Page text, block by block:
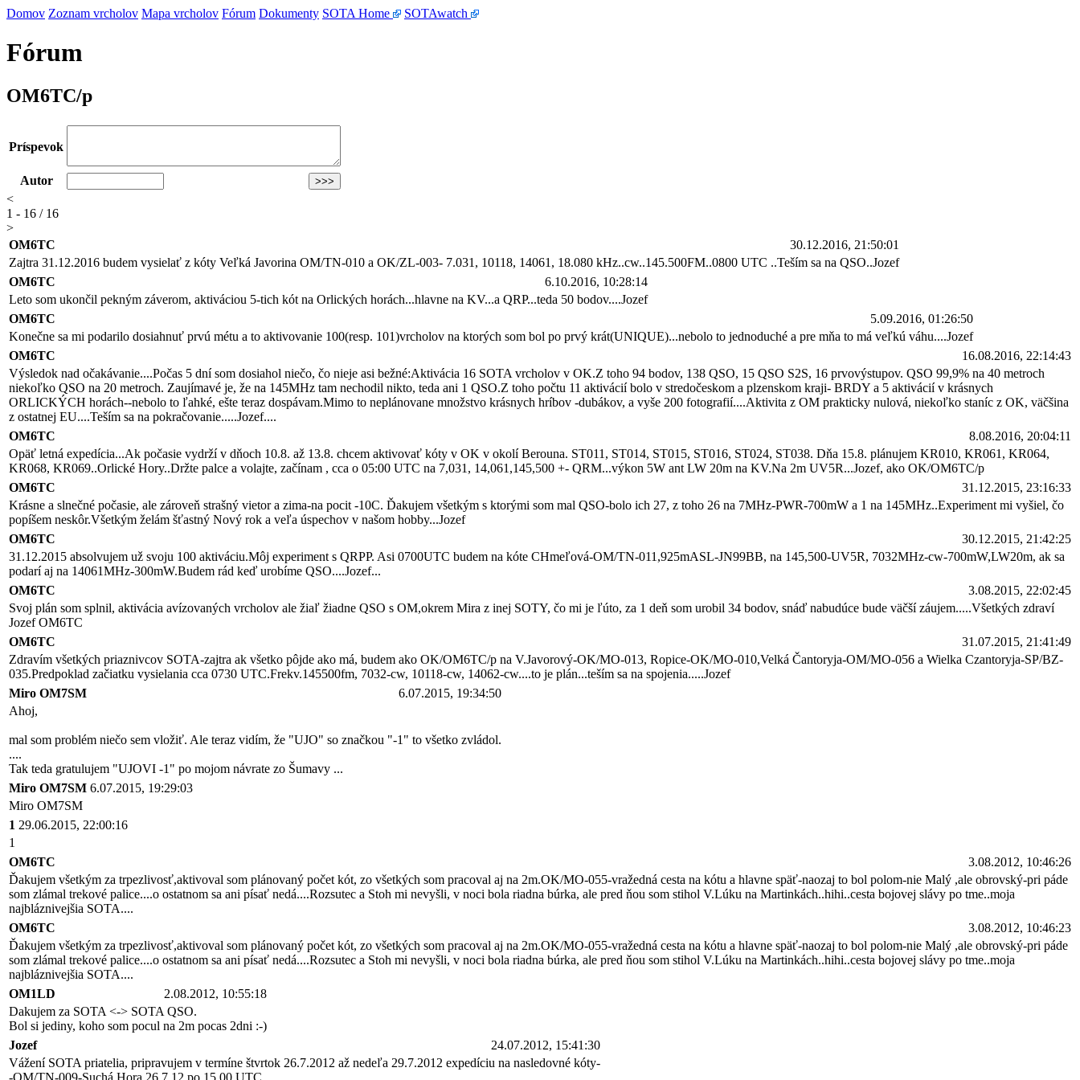
Domov Zoznam vrcholov Mapa vrcholov Fórum Dokumenty SOTA Home SOTAwatch
Fórum
OM6TC/p
Príspevok
Autor
<
1 - 16 / 16
>
OM6TC
30.12.2016, 21:50:01
Zajtra 31.12.2016 budem vysielať z kóty Veľká Javorina OM/TN-010 a OK/ZL-003- 7.031, 10118, 14061, 18.080 kHz..cw..145.500FM..0800 UTC ..Teším sa na QSO..Jozef
OM6TC
6.10.2016, 10:28:14
Leto som ukončil pekným záverom, aktiváciou 5-tich kót na Orlických horách...hlavne na KV...a QRP...teda 50 bodov....Jozef
OM6TC
5.09.2016, 01:26:50
Konečne sa mi podarilo dosiahnuť prvú métu a to aktivovanie 100(resp. 101)vrcholov na ktorých som bol po prvý krát(UNIQUE)...nebolo to jednoduché a pre mňa to má veľkú váhu....Jozef
OM6TC
16.08.2016, 22:14:43
Výsledok nad očakávanie....Počas 5 dní som dosiahol niečo, čo nieje asi bežné:Aktivácia 16 SOTA vrcholov v OK.Z toho 94 bodov, 138 QSO, 15 QSO S2S, 16 prvovýstupov. QSO 99,9% na 40 metroch
niekoľko QSO na 20 metroch. Zaujímavé je, že na 145MHz tam nechodil nikto, teda ani 1 QSO.Z toho počtu 11 aktivácií bolo v stredočeskom a plzenskom kraji- BRDY a 5 aktivácií v krásnych
ORLICKÝCH horách--nebolo to ľahké, ešte teraz dospávam.Mimo to neplánovane množstvo krásnych hríbov -dubákov, a vyše 200 fotografií....Aktivita z OM prakticky nulová, niekoľko staníc z OK, väčšina
z ostatnej EU....Teším sa na pokračovanie.....Jozef....
OM6TC
8.08.2016, 20:04:11
Opäť letná expedícia...Ak počasie vydrží v dňoch 10.8. až 13.8. chcem aktivovať kóty v OK v okolí Berouna. ST011, ST014, ST015, ST016, ST024, ST038. Dňa 15.8. plánujem KR010, KR061, KR064,
KR068, KR069..Orlické Hory..Držte palce a volajte, začínam , cca o 05:00 UTC na 7,031, 14,061,145,500 +- QRM...výkon 5W ant LW 20m na KV.Na 2m UV5R...Jozef, ako OK/OM6TC/p
OM6TC
31.12.2015, 23:16:33
Krásne a slnečné počasie, ale zároveň strašný vietor a zima-na pocit -10C. Ďakujem všetkým s ktorými som mal QSO-bolo ich 27, z toho 26 na 7MHz-PWR-700mW a 1 na 145MHz..Experiment mi vyšiel, čo
popíšem neskôr.Všetkým želám šťastný Nový rok a veľa úspechov v našom hobby...Jozef
OM6TC
30.12.2015, 21:42:25
31.12.2015 absolvujem už svoju 100 aktiváciu.Môj experiment s QRPP. Asi 0700UTC budem na kóte CHmeľová-OM/TN-011,925mASL-JN99BB, na 145,500-UV5R, 7032MHz-cw-700mW,LW20m, ak sa
podarí aj na 14061MHz-300mW.Budem rád keď urobíme QSO....Jozef...
OM6TC
3.08.2015, 22:02:45
Svoj plán som splnil, aktivácia avízovaných vrcholov ale žiaľ žiadne QSO s OM,okrem Mira z inej SOTY, čo mi je ľúto, za 1 deň som urobil 34 bodov, snáď nabudúce bude väčší záujem.....Všetkých zdraví
Jozef OM6TC
OM6TC
31.07.2015, 21:41:49
Zdravím všetkých priaznivcov SOTA-zajtra ak všetko pôjde ako má, budem ako OK/OM6TC/p na V.Javorový-OK/MO-013, Ropice-OK/MO-010,Velká Čantoryja-OM/MO-056 a Wielka Czantoryja-SP/BZ-
035.Predpoklad začiatku vysielania cca 0730 UTC.Frekv.145500fm, 7032-cw, 10118-cw, 14062-cw....to je plán...teším sa na spojenia.....Jozef
Miro OM7SM
6.07.2015, 19:34:50
Ahoj,
mal som problém niečo sem vložiť. Ale teraz vidím, že "UJO" so značkou "-1" to všetko zvládol.
....
Tak teda gratulujem "UJOVI -1" po mojom návrate zo Šumavy ...
Miro OM7SM 6.07.2015, 19:29:03
Miro OM7SM
1 29.06.2015, 22:00:16
1
OM6TC
3.08.2012, 10:46:26
Ďakujem všetkým za trpezlivosť,aktivoval som plánovaný počet kót, zo všetkých som pracoval aj na 2m.OK/MO-055-vražedná cesta na kótu a hlavne späť-naozaj to bol polom-nie Malý ,ale obrovský-pri páde
som zlámal trekové palice....o ostatnom sa ani písať nedá....Rozsutec a Stoh mi nevyšli, v noci bola riadna búrka, ale pred ňou som stihol V.Lúku na Martinkách..hihi..cesta bojovej slávy po tme..moja
najbláznivejšia SOTA....
OM6TC
3.08.2012, 10:46:23
Ďakujem všetkým za trpezlivosť,aktivoval som plánovaný počet kót, zo všetkých som pracoval aj na 2m.OK/MO-055-vražedná cesta na kótu a hlavne späť-naozaj to bol polom-nie Malý ,ale obrovský-pri páde
som zlámal trekové palice....o ostatnom sa ani písať nedá....Rozsutec a Stoh mi nevyšli, v noci bola riadna búrka, ale pred ňou som stihol V.Lúku na Martinkách..hihi..cesta bojovej slávy po tme..moja
najbláznivejšia SOTA....
OM1LD
2.08.2012, 10:55:18
Dakujem za SOTA <-> SOTA QSO.
Bol si jediny, koho som pocul na 2m pocas 2dni :-)
Jozef
24.07.2012, 15:41:30
Vážení SOTA priatelia, pripravujem v termíne štvrtok 26.7.2012 až nedeľa 29.7.2012 expedíciu na nasledovné kóty-
-OM/TN-009-Suchá Hora 26.7.12 po 15.00 UTC